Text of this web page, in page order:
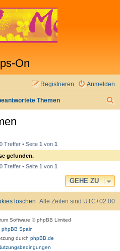
On
Anmelden
Registrieren
Themen
Treffer • Seite 1von 1
gefunden.
Treffer • Seite 1von 1
GEHE ZU
Alle Zeiten sind UTC+02:00
löschen
Software © phpBB Limited
phpBB Spain
durch phpBB.de